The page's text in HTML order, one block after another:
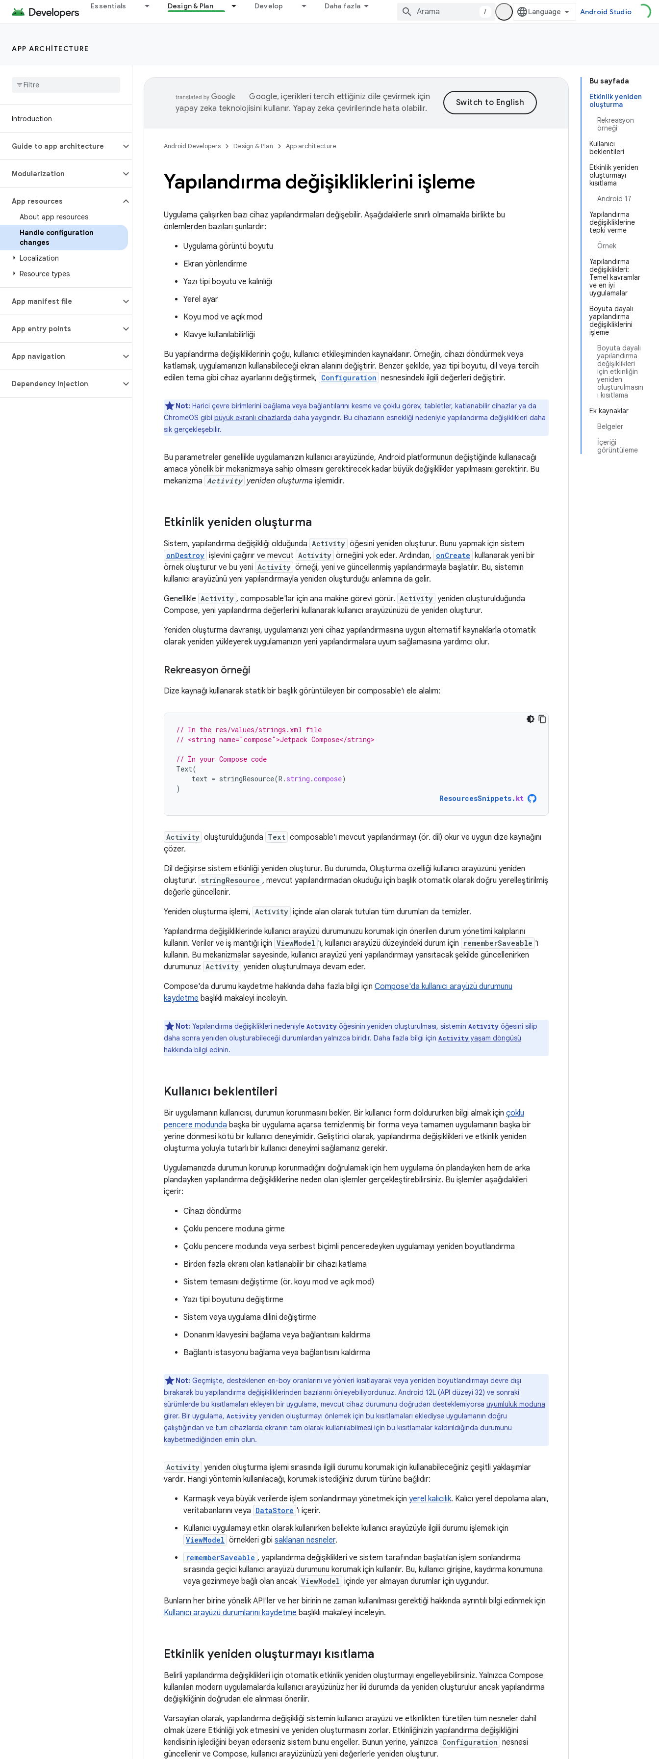
Essentials Design & Plan Develop Daha fazla
/ Android Studio
APP ARCHITECTURE
Introduction
Guide to app architecture
Modularization
App resources
About app resources
Handle configuration
changes
Localization
Resource types
App manifest file
App entry points
App navigation
Dependency injection
Bu sayfada
Etkinlik yeniden
oluşturma
Rekreasyon
örneği
Kullanıcı
beklentileri
Etkinlik yeniden
oluşturmayı
kısıtlama
Android 17
Yapılandırma
değişikliklerine
tepki verme
Örnek
Yapılandırma
değişiklikleri:
Temel kavramlar
ve en iyi
uygulamalar
Boyuta dayalı
yapılandırma
değişikliklerini
işleme
Boyuta dayalı
yapılandırma
değişiklikleri
için etkinliğin
yeniden
oluşturulmasın
ı kısıtlama
Ek kaynaklar
Belgeler
İçeriği
görüntüleme
Google, içerikleri tercih ettiğiniz dile çevirmek için
yapay zeka teknolojisini kullanır. Yapay zeka çevirilerinde hata olabilir.
Android Developers Design & Plan App architecture
Yapılandırma değişikliklerini işleme
Uygulama çalışırken bazı cihaz yapılandırmaları değişebilir. Aşağıdakilerle sınırlı olmamakla birlikte bu
önlemlerden bazıları şunlardır:
Uygulama görüntü boyutu
Ekran yönlendirme
Yazı tipi boyutu ve kalınlığı
Yerel ayar
Koyu mod ve açık mod
Klavye kullanılabilirliği
Bu yapılandırma değişikliklerinin çoğu, kullanıcı etkileşiminden kaynaklanır. Örneğin, cihazı döndürmek veya
katlamak, uygulamanızın kullanabileceği ekran alanını değiştirir. Benzer şekilde, yazı tipi boyutu, dil veya tercih
edilen tema gibi cihaz ayarlarını değiştirmek, Configuration nesnesindeki ilgili değerleri değiştirir.
Not: Harici çevre birimlerini bağlama veya bağlantılarını kesme ve çoklu görev, tabletler, katlanabilir cihazlar ya da
ChromeOS gibi büyük ekranlı cihazlarda daha yaygındır. Bu cihazların esnekliği nedeniyle yapılandırma değişiklikleri daha
sık gerçekleşebilir.
Bu parametreler genellikle uygulamanızın kullanıcı arayüzünde, Android platformunun değiştiğinde kullanacağı
amaca yönelik bir mekanizmaya sahip olmasını gerektirecek kadar büyük değişiklikler yapılmasını gerektirir. Bu
mekanizma Activity yeniden oluşturma işlemidir.
Etkinlik yeniden oluşturma
Sistem, yapılandırma değişikliği olduğunda Activity öğesini yeniden oluşturur. Bunu yapmak için sistem
onDestroy işlevini çağırır ve mevcut Activity örneğini yok eder. Ardından, onCreate kullanarak yeni bir
örnek oluşturur ve bu yeni Activity örneği, yeni ve güncellenmiş yapılandırmayla başlatılır. Bu, sistemin
kullanıcı arayüzünü yeni yapılandırmayla yeniden oluşturduğu anlamına da gelir.
Genellikle Activity , composable'lar için ana makine görevi görür. Activity yeniden oluşturulduğunda
Compose, yeni yapılandırma değerlerini kullanarak kullanıcı arayüzünüzü de yeniden oluşturur.
Yeniden oluşturma davranışı, uygulamanızı yeni cihaz yapılandırmasına uygun alternatif kaynaklarla otomatik
olarak yeniden yükleyerek uygulamanızın yeni yapılandırmalara uyum sağlamasına yardımcı olur.
Rekreasyon örneği
Dize kaynağı kullanarak statik bir başlık görüntüleyen bir composable'ı ele alalım:
// In the res/values/strings.xml file
// <string name="compose">Jetpack Compose</string>
// In your Compose code
Text(
text = stringResource(R . string .compose)
)
ResourcesSnippets. kt
Activity oluşturulduğunda Text composable'ı mevcut yapılandırmayı (ör. dil) okur ve uygun dize kaynağını
çözer.
Dil değişirse sistem etkinliği yeniden oluşturur. Bu durumda, Oluşturma özelliği kullanıcı arayüzünü yeniden
oluşturur. stringResource , mevcut yapılandırmadan okuduğu için başlık otomatik olarak doğru yerelleştirilmiş
değerle güncellenir.
Yeniden oluşturma işlemi, Activity içinde alan olarak tutulan tüm durumları da temizler.
Yapılandırma değişikliklerinde kullanıcı arayüzü durumunuzu korumak için önerilen durum yönetimi kalıplarını
kullanın. Veriler ve iş mantığı için ViewModel 'ı, kullanıcı arayüzü düzeyindeki durum için rememberSaveable 'ı
kullanın. Bu mekanizmalar sayesinde, kullanıcı arayüzü yeni yapılandırmayı yansıtacak şekilde güncellenirken
durumunuz Activity yeniden oluşturulmaya devam eder.
Compose'da durumu kaydetme hakkında daha fazla bilgi için Compose'da kullanıcı arayüzü durumunu
kaydetme başlıklı makaleyi inceleyin.
Not: Yapılandırma değişiklikleri nedeniyle Activity öğesinin yeniden oluşturulması, sistemin Activity öğesini silip
daha sonra yeniden oluşturabileceği durumlardan yalnızca biridir. Daha fazla bilgi için Activityyaşam döngüsü
hakkında bilgi edinin.
Kullanıcı beklentileri
Bir uygulamanın kullanıcısı, durumun korunmasını bekler. Bir kullanıcı form doldururken bilgi almak için çoklu
pencere modunda başka bir uygulama açarsa temizlenmiş bir forma veya tamamen uygulamanın başka bir
yerine dönmesi kötü bir kullanıcı deneyimidir. Geliştirici olarak, yapılandırma değişiklikleri ve etkinlik yeniden
oluşturma yoluyla tutarlı bir kullanıcı deneyimi sağlamanız gerekir.
Uygulamanızda durumun korunup korunmadığını doğrulamak için hem uygulama ön plandayken hem de arka
plandayken yapılandırma değişikliklerine neden olan işlemler gerçekleştirebilirsiniz. Bu işlemler aşağıdakileri
içerir:
Cihazı döndürme
Çoklu pencere moduna girme
Çoklu pencere modunda veya serbest biçimli penceredeyken uygulamayı yeniden boyutlandırma
Birden fazla ekranı olan katlanabilir bir cihazı katlama
Sistem temasını değiştirme (ör. koyu mod ve açık mod)
Yazı tipi boyutunu değiştirme
Sistem veya uygulama dilini değiştirme
Donanım klavyesini bağlama veya bağlantısını kaldırma
Bağlantı istasyonu bağlama veya bağlantısını kaldırma
Not: Geçmişte, desteklenen en-boy oranlarını ve yönleri kısıtlayarak veya yeniden boyutlandırmayı devre dışı
bırakarak bu yapılandırma değişikliklerinden bazılarını önleyebiliyordunuz. Android 12L (API düzeyi 32) ve sonraki
sürümlerde bu kısıtlamaları ekleyen bir uygulama, mevcut cihaz durumunu doğrudan desteklemiyorsa uyumluluk moduna
girer. Bir uygulama, Activityyeniden oluşturmayı önlemek için bu kısıtlamaları eklediyse uygulamanın doğru
çalıştığından ve tüm cihazlarda ekranın tam olarak kullanılabilmesi için bu kısıtlamalar kaldırıldığında durumunu
kaybetmediğinden emin olun.
Activity yeniden oluşturma işlemi sırasında ilgili durumu korumak için kullanabileceğiniz çeşitli yaklaşımlar
vardır. Hangi yöntemin kullanılacağı, korumak istediğiniz durum türüne bağlıdır:
Karmaşık veya büyük verilerde işlem sonlandırmayı yönetmek için yerel kalıcılık. Kalıcı yerel depolama alanı,
veritabanlarını veya DataStore 'ı içerir.
Kullanıcı uygulamayı etkin olarak kullanırken bellekte kullanıcı arayüzüyle ilgili durumu işlemek için
ViewModel örnekleri gibi saklanan nesneler.
rememberSaveable , yapılandırma değişiklikleri ve sistem tarafından başlatılan işlem sonlandırma
sırasında geçici kullanıcı arayüzü durumunu korumak için kullanılır. Bu, kullanıcı girişine, kaydırma konumuna
veya gezinmeye bağlı olan ancak ViewModel içinde yer almayan durumlar için uygundur.
Bunların her birine yönelik API'ler ve her birinin ne zaman kullanılması gerektiği hakkında ayrıntılı bilgi edinmek için
Kullanıcı arayüzü durumlarını kaydetme başlıklı makaleyi inceleyin.
Etkinlik yeniden oluşturmayı kısıtlama
Belirli yapılandırma değişiklikleri için otomatik etkinlik yeniden oluşturmayı engelleyebilirsiniz. Yalnızca Compose
kullanılan modern uygulamalarda kullanıcı arayüzünüz her iki durumda da yeniden oluşturulur ancak yapılandırma
değişikliğinin doğrudan ele alınması önerilir.
Varsayılan olarak, yapılandırma değişikliği sistemin kullanıcı arayüzü ve etkinlikten türetilen tüm nesneler dahil
olmak üzere Etkinliği yok etmesini ve yeniden oluşturmasını zorlar. Etkinliğinizin yapılandırma değişikliğini
kendisinin işlediğini beyan ederseniz sistem bunu engeller. Bunun yerine, yalnızca Configuration nesnesi
güncellenir ve Compose, kullanıcı arayüzünüzü yeni değerlerle yeniden oluşturur.